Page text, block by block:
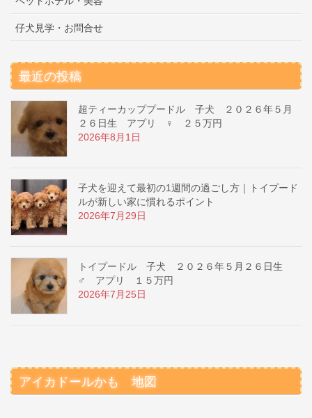
仔犬見学・お問合せ
最近の投稿
超ティーカッププードル 子犬 ２０２６年５月
２６日生 アプリ ♀ ２５万円
2026年8月1日
子犬を迎えて最初の1週間の過ごし方｜トイプード
ルが新しい家に慣れるポイント
2026年7月29日
トイプードル 子犬 ２０２６年５月２６日生
♂ アプリ １５万円
2026年7月25日
アイカドールかも 地図